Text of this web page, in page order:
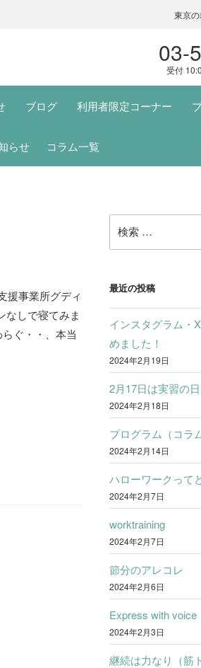
東京
03-
受付
ブログ 利用者限定コーナー
らせ コラム一覧
援事業所グディ
なしで寝てみま
ぐ・・、本当
索:
最近の投稿
インスタグラム・
めました！
2024年2月19日
2月17日は実習の
2024年2月18日
プログラム（コラ
2024年2月14日
ハローワークって
2024年2月7日
worktraining
2024年2月7日
節分のアレコレ
2024年2月6日
Express with voice
2024年2月3日
継続は力なり（筋